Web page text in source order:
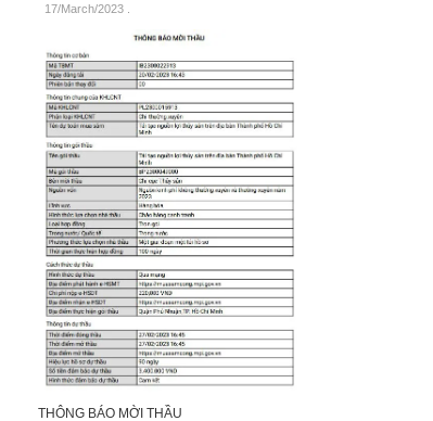
17/March/2023.
THÔNG BÁO MỜI THẦU